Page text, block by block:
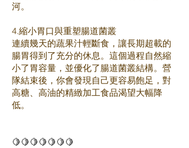
河。
4.縮小胃口與重塑腸道菌叢
連續幾天的蔬果汁輕斷食，讓長期超載的
腸胃得到了充分的休息。這個過程自然縮
小了胃容量，並優化了腸道菌叢結構。營
隊結束後，你會發現自己更容易飽足，對
高糖、高油的精緻加工食品渴望大幅降
低。
🍋🍋🍋🍋🍋🍋🍋